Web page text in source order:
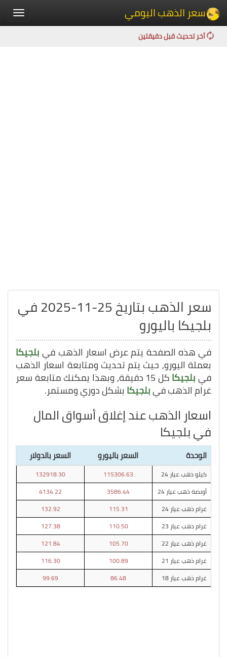
Toggle سعر الذهب اليومي
آخر تحديث قبل دقيقتين
سعر الذهب بتاريخ 25-11-2025 في
بلجيكا باليورو
في هذه الصفحة يتم عرض اسعار الذهب فيبلجيكا
بعملة اليورو, حيث يتم تحديث ومتابعة اسعار الذهب
فيبلجيكا كل 15 دقيقة, وبهذا يمكنك متابعة سعر
غرام الذهب فيبلجيكا بشكل دوري ومستمر.
اسعار الذهب عند إغلاق أسواق المال
في بلجيكا
الوحدة السعر باليورو السعر بالدولار
كيلو ذهب عيار 24 115306.63
132918.30
أونصة ذهب عيار 24
3586.44
4134.22
غرام ذهب عيار 24
115.31
132.92
غرام ذهب عيار 23
110.50
127.38
غرام ذهب عيار 22
105.70
121.84
غرام ذهب عيار 21
100.89
116.30
غرام ذهب عيار 18
86.48
99.69